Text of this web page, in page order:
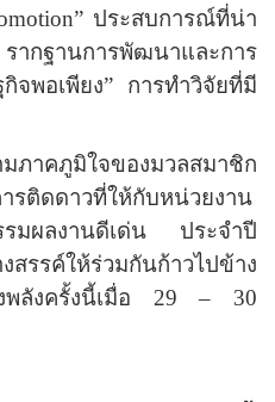
ประสบการณ์ที่น่า
รากฐานการพัฒนาและการ
จพอเพียง” การทำวิจัยที่มี
คภูมิใจของมวลสมาชิก
รติดดาวที่ให้กับหน่วยงาน
รมผลงานดีเด่น ประจำปี
สรรค์ให้ร่วมกันก้าวไปข้าง
พลังครั้งนี้เมื่อ 29– 30